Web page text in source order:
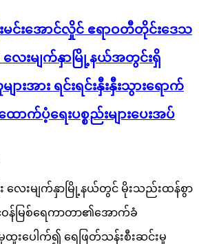
မင်းအောင်လှိုင် ဧရာဝတီတိုင်းဒေသ
လေးမျက်နှာမြို့နယ်အတွင်းရှိ
းအား ရင်းရင်းနှီးနှီးသွားရောက်
ောက်ပံ့ရေးပစ္စည်းများပေးအပ်
လေးမျက်နှာမြို့နယ်တွင် မိုးသည်းထန်စွာ
ငဝန်မြစ်ရေကာတာ၏အောက်ခံ
ထူးပေါက်၍ ရေဖြတ်သန်းစီးဆင်းမှု